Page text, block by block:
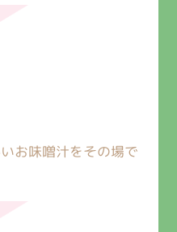
お味噌汁をその場で